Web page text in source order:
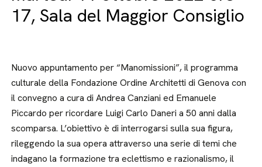
17, Sala del Maggior Consiglio
Nuovo appuntamento per “Manomissioni”, il programma
culturale della Fondazione Ordine Architetti di Genova con
il convegno a cura di Andrea Canziani ed Emanuele
Piccardo per ricordare Luigi Carlo Daneri a 50 anni dalla
scomparsa. L’obiettivo è di interrogarsi sulla sua figura,
rileggendo la sua opera attraverso una serie di temi che
indagano la formazione tra eclettismo e razionalismo, il